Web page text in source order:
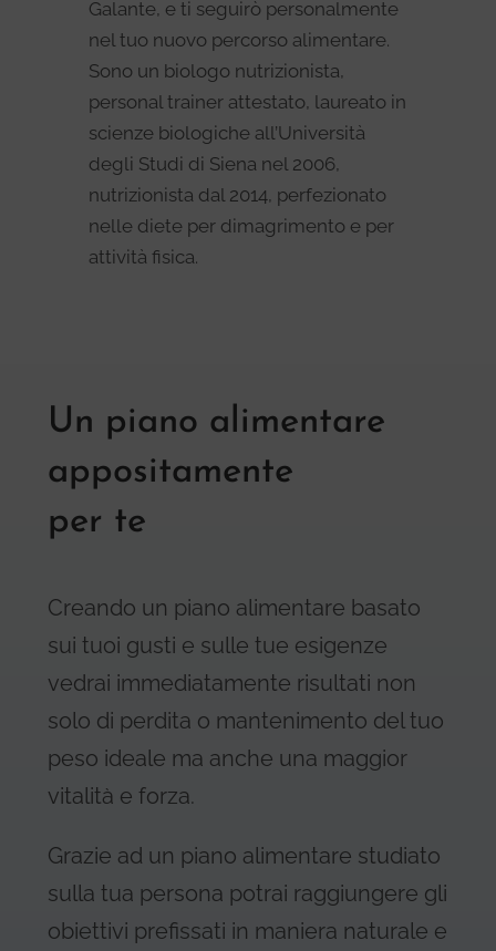
Galante, e ti seguirò personalmente
nel tuo nuovo percorso alimentare.
Sono un biologo nutrizionista,
personal trainer attestato, laureato in
scienze biologiche all’Università
degli Studi di Siena nel 2006,
nutrizionista dal 2014, perfezionato
nelle diete per dimagrimento e per
attività fisica.
Un piano alimentare
appositamente
per te
Creando un piano alimentare basato
sui tuoi gusti e sulle tue esigenze
vedrai immediatamente risultati non
solo di perdita o mantenimento del tuo
peso ideale ma anche una maggior
vitalità e forza.
Grazie ad un piano alimentare studiato
sulla tua persona potrai raggiungere gli
obiettivi prefissati in maniera naturale e